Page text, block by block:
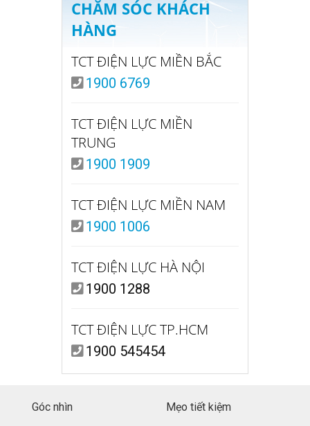
CHĂM SÓC KHÁCH
HÀNG
TCT ĐIỆN LỰC MIỀN BẮC
1900 6769
TCT ĐIỆN LỰC MIỀN
TRUNG
1900 1909
TCT ĐIỆN LỰC MIỀN NAM
1900 1006
TCT ĐIỆN LỰC HÀ NỘI
1900 1288
TCT ĐIỆN LỰC TP.HCM
1900 545454
Góc nhìn Mẹo tiết kiệm